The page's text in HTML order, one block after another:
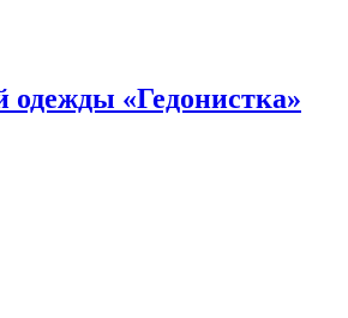
«Гедонистка»